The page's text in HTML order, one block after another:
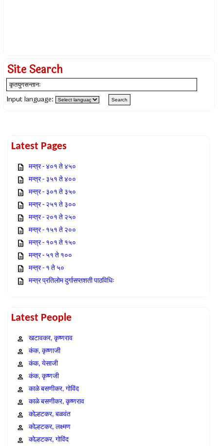
Site Search
Input language:
Latest Pages
मन्त्र - ४०१ ते ४५०
मन्त्र - ३५१ ते ४००
मन्त्र - ३०१ ते ३५०
मन्त्र - २५१ ते ३००
मन्त्र - २०१ ते २५०
मन्त्र - १५१ ते २००
मन्त्र - १०१ ते १५०
मन्त्र - ५१ ते १००
मन्त्र - १ ते ५०
मन्त्र प्रतिलोम दुर्गासप्तशती पाठविधिः
Latest People
खटावकर, कृष्णराव
कंक, कृष्णाजी
कंक, येसाजी
कंक, कृष्णजी
काळे बसणीकर, गोविंद
काळे बसणीकर, कृष्णराव
कोल्हटकर, बळवंत
कोल्हटकर, लक्ष्मण
कोल्हटकर, गोविंद